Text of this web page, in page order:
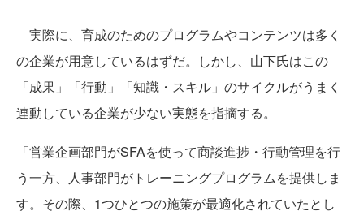
実際に、育成のためのプログラムやコンテンツは多く
の企業が用意しているはずだ。しかし、山下氏はこの
「成果」「行動」「知識・スキル」のサイクルがうまく
連動している企業が少ない実態を指摘する。
「営業企画部門がSFAを使って商談進捗・行動管理を行
う一方、人事部門がトレーニングプログラムを提供しま
す。その際、1つひとつの施策が最適化されていたとし